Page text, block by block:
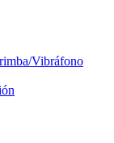
Vibráfono